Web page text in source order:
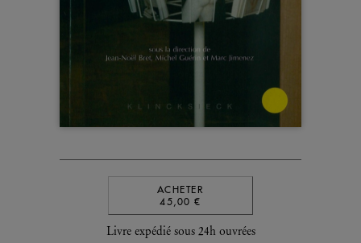
ACHETER
45,00 €
Livre expédié sous 24h ouvrées